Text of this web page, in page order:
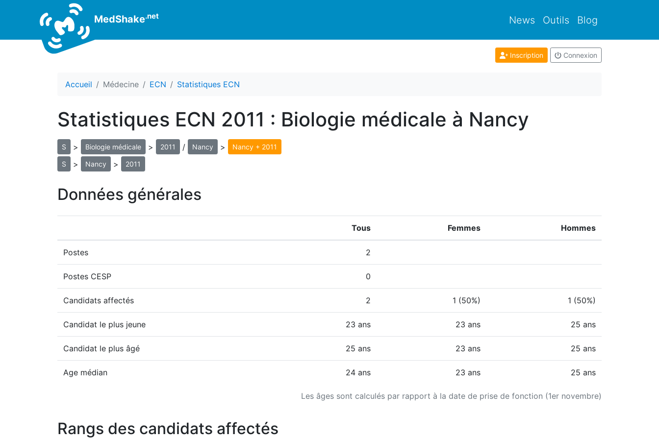
MedShake.net News Outils Blog
Inscription Connexion
Accueil Médecine ECN Statistiques ECN
Statistiques ECN 2011 : Biologie médicale à Nancy
S > Biologie médicale > 2011 / Nancy > Nancy + 2011
S > Nancy > 2011
Données générales
Les âges sont calculés par rapport à la date de prise de fonction (1er novembre)
Tous Femmes Hommes
Postes 2
Postes CESP 0
Candidats affectés 2 1 (50%) 1 (50%)
Candidat le plus jeune 23 ans 23 ans 25 ans
Candidat le plus âgé 25 ans 23 ans 25 ans
Age médian 24 ans 23 ans 25 ans
Rangs des candidats affectés